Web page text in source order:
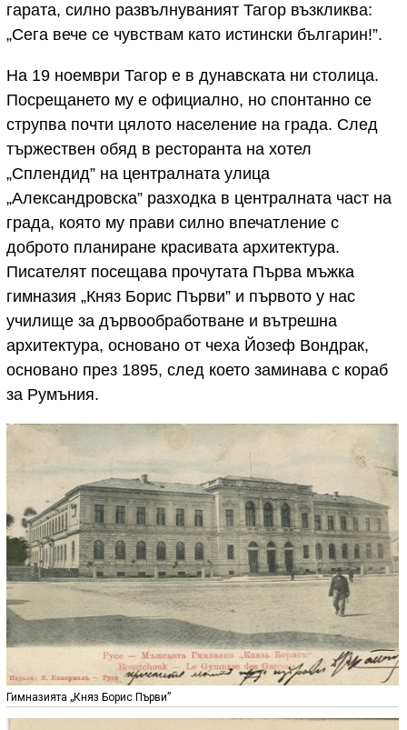
гарата, силно развълнуваният Тагор възкликва:
„Сега вече се чувствам като истински българин!”.
На 19 ноември Тагор е в дунавската ни столица.
Посрещането му е официално, но спонтанно се
струпва почти цялото население на града. След
тържествен обяд в ресторанта на хотел
„Сплендид” на централната улица
„Александровска” разходка в централната част на
града, която му прави силно впечатление с
доброто планиране красивата архитектура.
Писателят посещава прочутата Първа мъжка
гимназия „Княз Борис Първи” и първото у нас
училище за дървообработване и вътрешна
архитектура, основано от чеха Йозеф Вондрак,
основано през 1895, след което заминава с кораб
за Румъния.
Гимназията „Княз Борис Първи”